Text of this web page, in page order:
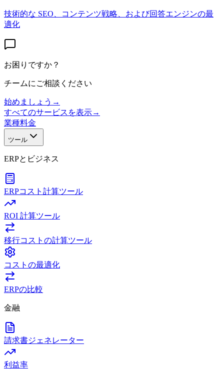
技術的な SEO、コンテンツ戦略、および回答エンジンの最
適化
お困りですか？
チームにご相談ください
始めましょう →
すべてのサービスを表示→
業種料金
ツール
ERPとビジネス
ERPコスト計算ツール
ROI 計算ツール
移行コストの計算ツール
コストの最適化
ERPの比較
金融
請求書ジェネレーター
利益率